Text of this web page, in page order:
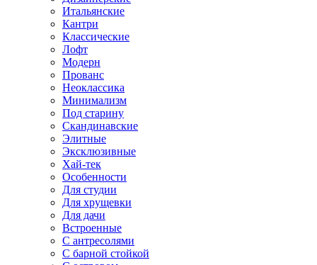
Итальянские
Кантри
Классические
Лофт
Модерн
Прованс
Неоклассика
Минимализм
Под старину
Скандинавские
Элитные
Эксклюзивные
Хай-тек
Особенности
Для студии
Для хрущевки
Для дачи
Встроенные
С антресолями
С барной стойкой